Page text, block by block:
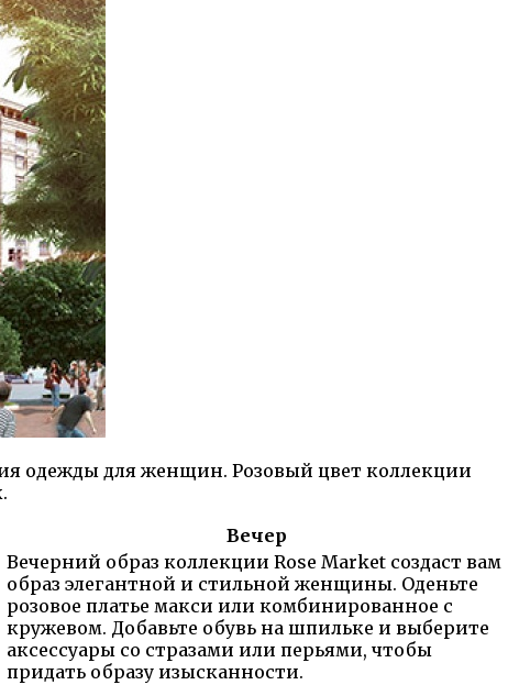
одежды для женщин. Розовый цвет коллекции
Вечер
Вечерний образ коллекции Rose Market создаст вам
образ элегантной и стильной женщины. Оденьте
розовое платье макси или комбинированное с
кружевом. Добавьте обувь на шпильке и выберите
аксессуары со стразами или перьями, чтобы
придать образу изысканности.